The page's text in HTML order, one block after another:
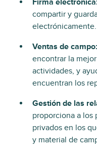
Firma
compartir y
electrónicamente.
Ventas de campo:
encontrar la
actividades, y
encuentran los
Gestión de las
proporciona a los
privados en los
y material de